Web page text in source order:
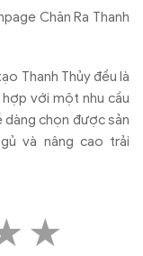
Chăn Ra Thanh
Thanh Thủy đều là
với một nhu cầu
dàng chọn được sản
và nâng cao trải
★